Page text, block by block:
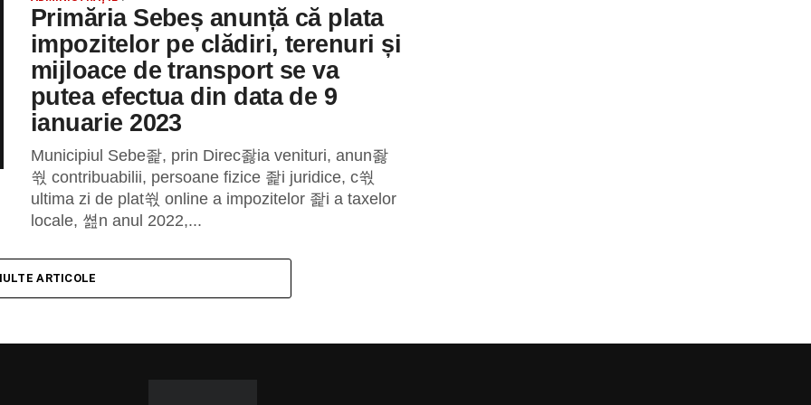
Primăria Sebeș anunță că plata
impozitelor pe clădiri, terenuri și
mijloace de transport se va
putea efectua din data de 9
ianuarie 2023
Municipiul Sebe좙, prin Direc좛ia venituri, anun좛
쒃 contribuabilii, persoane fizice 좙i juridice, c쒃
ultima zi de plat쒃 online a impozitelor 좙i a taxelor
locale, 쎮n anul 2022,...
ARTICOLE